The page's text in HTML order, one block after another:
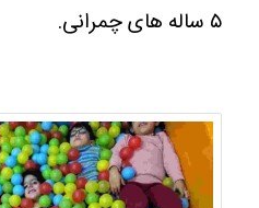
۵ ساله های چمرانی.